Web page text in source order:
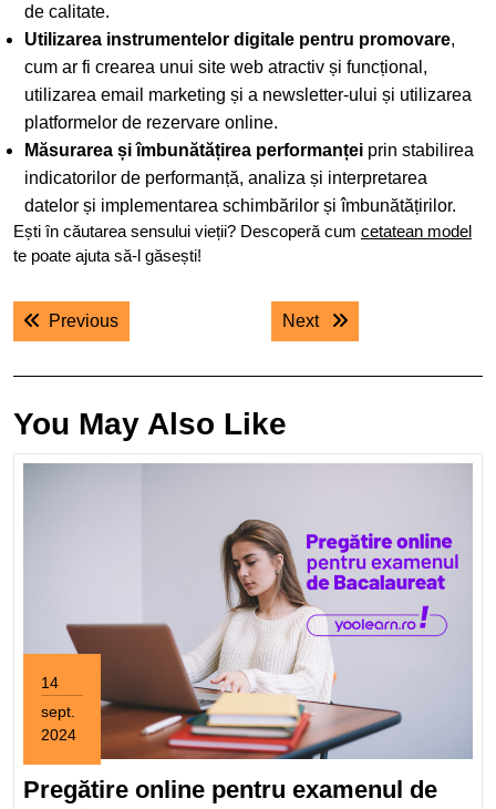
de calitate.
Utilizarea instrumentelor digitale pentru promovare,
cum ar fi crearea unui site web atractiv și funcțional,
utilizarea email marketing și a newsletter-ului și utilizarea
platformelor de rezervare online.
Măsurarea și îmbunătățirea performanței prin stabilirea
indicatorilor de performanță, analiza și interpretarea
datelor și implementarea schimbărilor și îmbunătățirilor.
Ești în căutarea sensului vieții? Descoperă cum cetatean model
te poate ajuta să-l găsești!
Navigare
în
PreviousPrevious post: Next Next post:
You May Also Like
14
sept.
2024
septembrie
2024
Pregătire online pentru examenul de